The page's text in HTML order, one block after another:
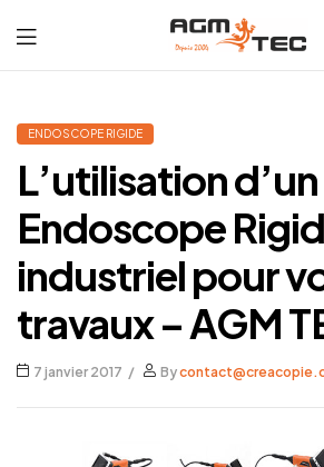
–
Caméra
Ø50
mm
ENDOSCOPE RIGIDE
L’utilisation d’un
Endoscope
industriel pour
travaux – AGM
7 janvier 2017 By